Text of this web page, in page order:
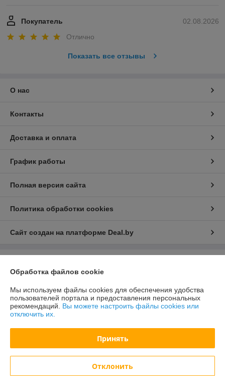
02.08.2026
Покупатель
Отлично
Показать все отзывы
О нас
Контакты
Доставка и оплата
График работы
Полная версия сайта
Политика обработки cookies
Сайт создан на платформе Deal.by
220026, г. Минск пр-т Партизанский д.144 офис 12
Регистрационный номер ЕГР: 193638764
Регистрационный орган: Мингорисолком
Местонахождение книги жалоб и предложений: Минск пр-т.
Обработка файлов cookie
Мы используем файлы cookies для обеспечения удобства
пользователей портала и предоставления персональных
рекомендаций. Вы можете настроить файлы cookies или
отключить их.
Принять
Отклонить